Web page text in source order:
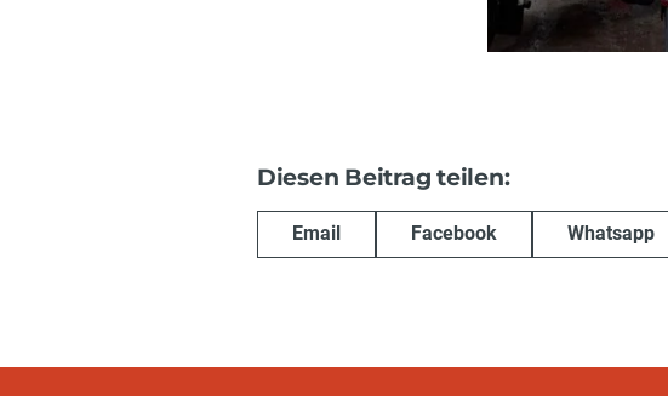
Diesen Beitrag teilen:
Email Facebook Whatsapp